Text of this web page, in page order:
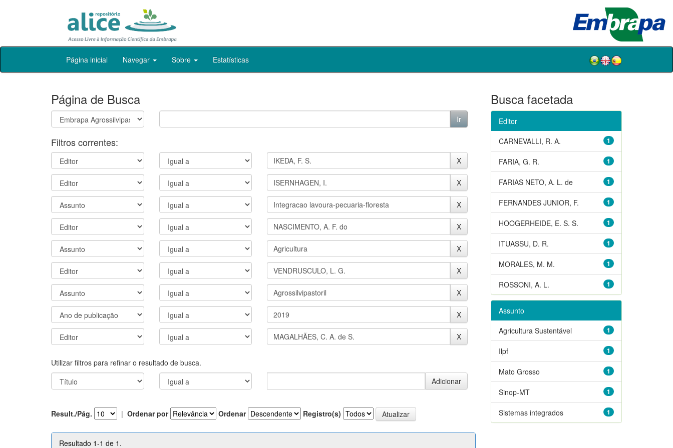
Skip
Página inicial Navegar Sobre Estatísticas
Página de Busca
Filtros correntes:
Utilizar filtros para refinar o resultado de busca.
Result./Pág. | Ordenar por Ordenar Registro(s)
Resultado 1-1 de 1.
Busca facetada
Editor
1
CARNEVALLI, R. A.
1
FARIA, G. R.
1
FARIAS NETO, A. L. de
1
FERNANDES JUNIOR, F.
1
HOOGERHEIDE, E. S. S.
1
ITUASSU, D. R.
1
MORALES, M. M.
1
ROSSONI, A. L.
Assunto
1
Agricultura Sustentável
1
Ilpf
1
Mato Grosso
1
Sinop-MT
1
Sistemas integrados